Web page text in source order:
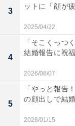
3
ットに「顔が
2025/04/22
4
「そこくっつ
結婚報告に祝
2026/08/07
5
「やっと報告
の顔出しで結
2026/01/15